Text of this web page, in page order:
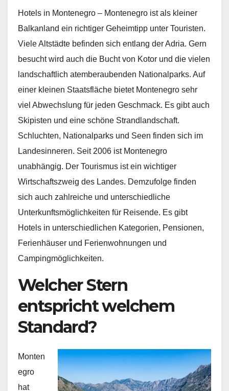
Hotels in Montenegro – Montenegro ist als kleiner
Balkanland ein richtiger Geheimtipp unter Touristen.
Viele Altstädte befinden sich entlang der Adria. Gern
besucht wird auch die Bucht von Kotor und die vielen
landschaftlich atemberaubenden Nationalparks. Auf
einer kleinen Staatsfläche bietet Montenegro sehr
viel Abwechslung für jeden Geschmack. Es gibt auch
Skipisten und eine schöne Strandlandschaft.
Schluchten, Nationalparks und Seen finden sich im
Landesinneren. Seit 2006 ist Montenegro
unabhängig. Der Tourismus ist ein wichtiger
Wirtschaftszweig des Landes. Demzufolge finden
sich auch zahlreiche und unterschiedliche
Unterkunftsmöglichkeiten für Reisende. Es gibt
Hotels in unterschiedlichen Kategorien, Pensionen,
Ferienhäuser und Ferienwohnungen und
Campingmöglichkeiten.
Welcher Stern
entspricht welchem
Standard?
Monten
egro
hat